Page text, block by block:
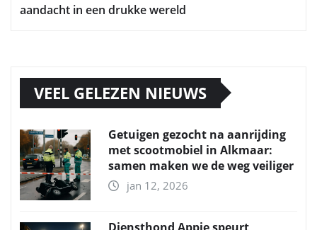
aandacht in een drukke wereld
VEEL GELEZEN NIEUWS
Getuigen gezocht na aanrijding
met scootmobiel in Alkmaar:
samen maken we de weg veiliger
jan 12, 2026